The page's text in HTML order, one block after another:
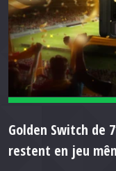
Golden Switch de
restent en jeu